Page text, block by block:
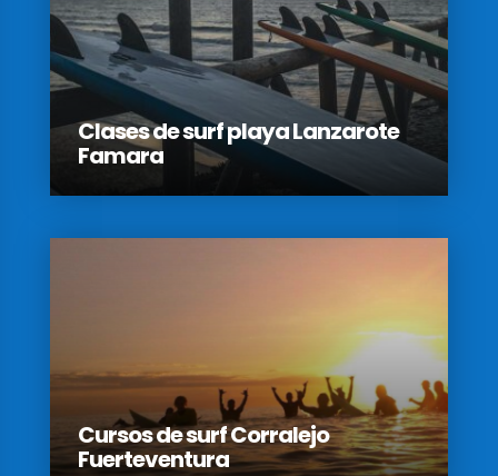
Clases de surf playa Lanzarote
Famara
Cursos de surf Corralejo
Fuerteventura